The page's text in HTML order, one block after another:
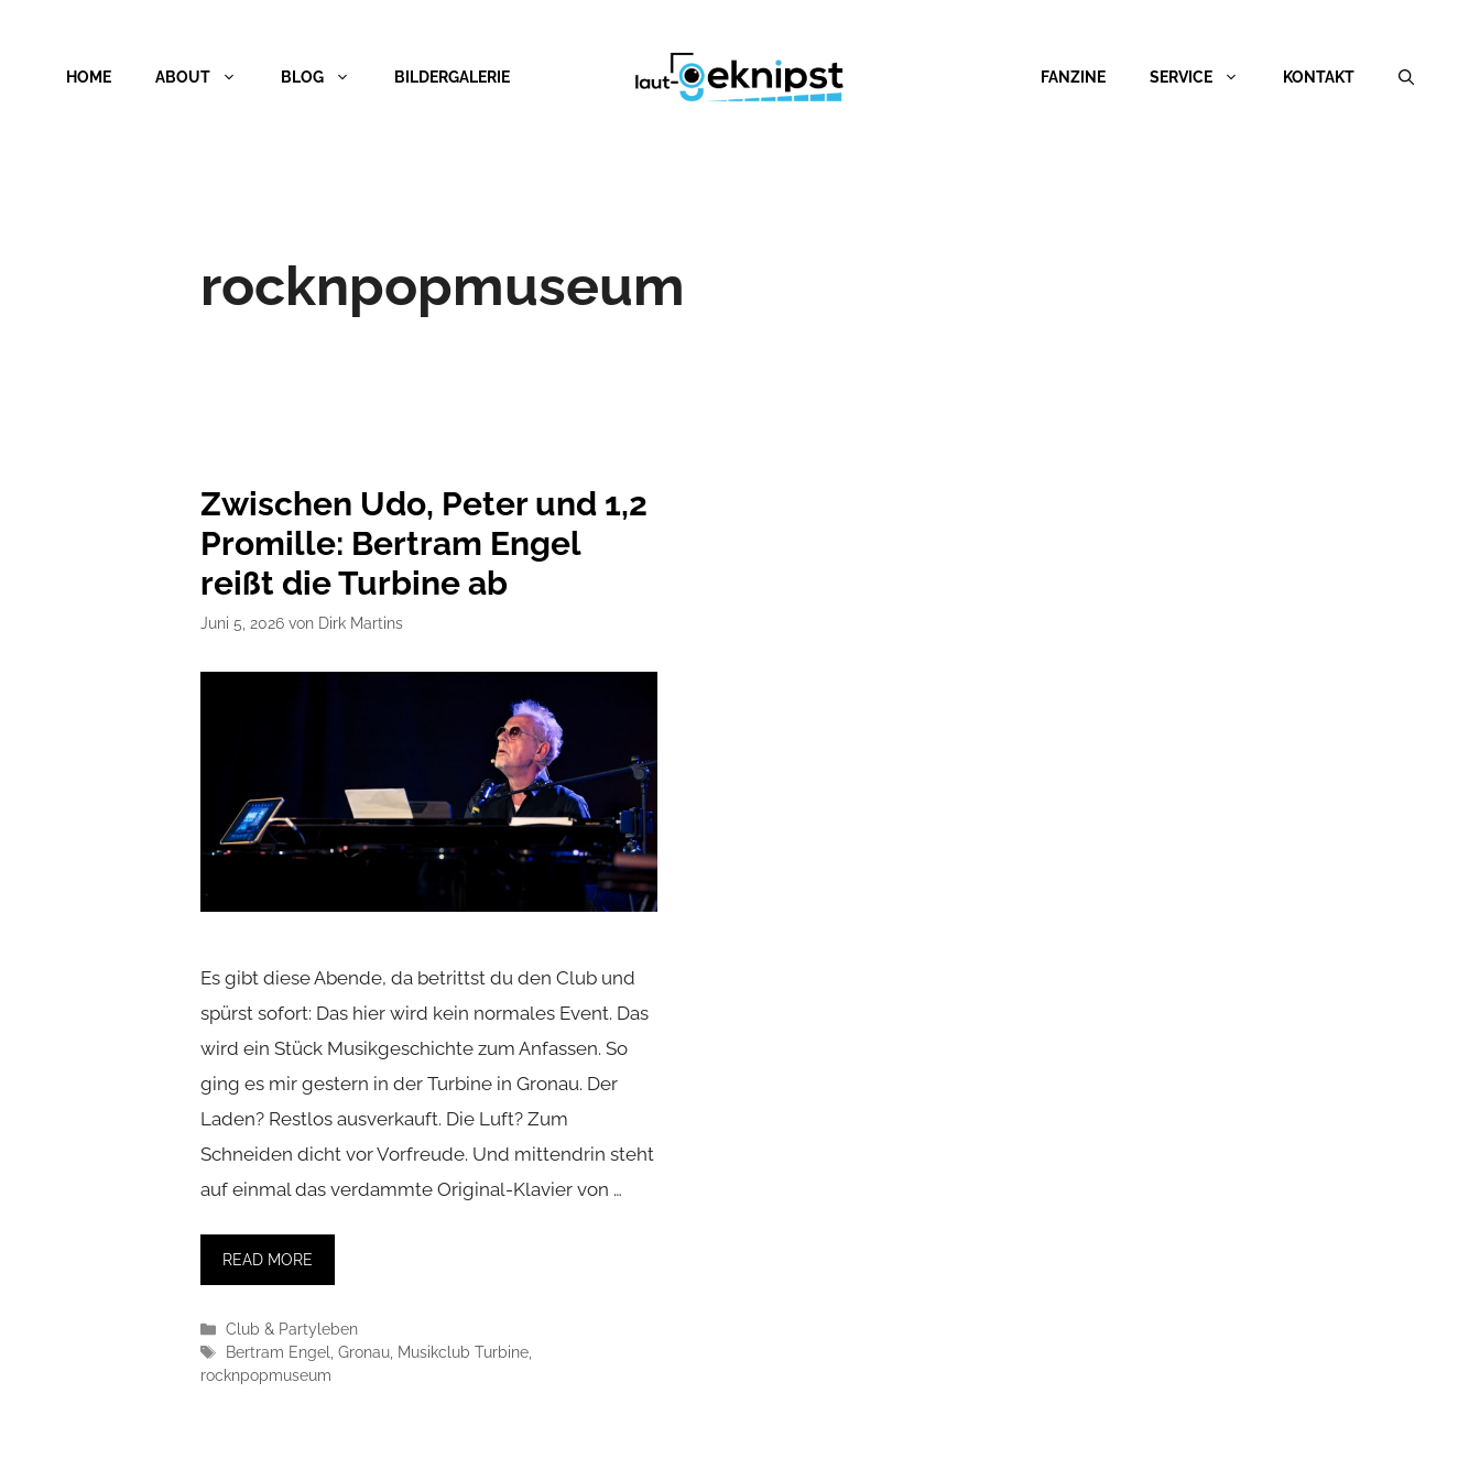
springenHOME ABOUT BLOG BILDERGALERIE FANZINE SERVICE KONTAKT
rocknpopmuseum
Zwischen Udo, Peter und 1,2
Promille: Bertram Engel
reißt die Turbine ab
Juni 5, 2026 von Dirk Martins
Es gibt diese Abende, da betrittst du den Club und
spürst sofort: Das hier wird kein normales Event. Das
wird ein Stück Musikgeschichte zum Anfassen. So
ging es mir gestern in der Turbine in Gronau. Der
Laden? Restlos ausverkauft. Die Luft? Zum
Schneiden dicht vor Vorfreude. Und mittendrin steht
auf einmal das verdammte Original-Klavier von …
READ MORE
Kategorien
Club & Partyleben
Schlagwörter
Bertram Engel ,Gronau Musikclub Turbine
rocknpopmuseum